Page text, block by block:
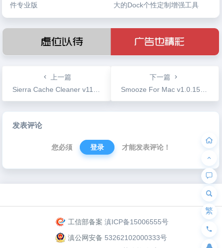
件专业版
大的Dock个性定制增强工具
上一篇
Sierra Cache Cleaner v11.0.3 系统垃圾清理工具
下一篇
Smooze For Mac v1.0.15 更改鼠标滚动方式
发表评论
您必须 登录 才能发表评论！
工信部备案 滇ICP备15006555号
滇公网安备 53262102000333号
繁